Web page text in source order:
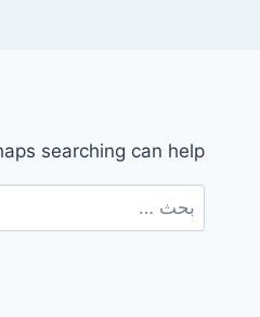
searching can help.
عن: